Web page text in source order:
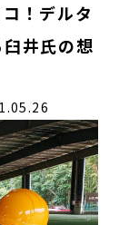
！デルタ
井氏の想